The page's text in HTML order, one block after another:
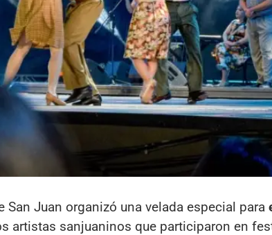
San Juan organizó una velada especial para
artistas sanjuaninos que participaron en